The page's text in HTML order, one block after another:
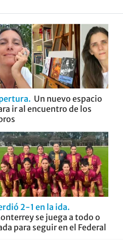
Un nuevo espacio
ir al encuentro de los
2-1 en la ida
se juega a todo o
para seguir en el Federal